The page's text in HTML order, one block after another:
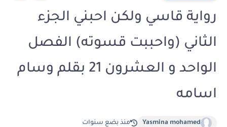
رواية قاسي ولكن احبني الجزء
الثاني (واحببت قسوته) الفصل
الواحد و العشرون 21 بقلم وسام
اسامه
Yasmina mohamed منذ بضع سنوات